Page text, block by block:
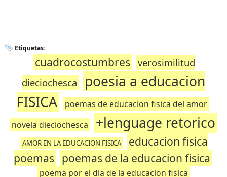
Etiquetas:
cuadrocostumbres verosimilitud
dieciochesca
poesia a educacion
FISICA
poemas de educacion fisica del amor
novela dieciochesca
+lenguage retorico
AMOR EN LA EDUCACION FISICA
educacion fisica
poemas poemas de la educacion fisica
poema por el dia de la educacion fisica